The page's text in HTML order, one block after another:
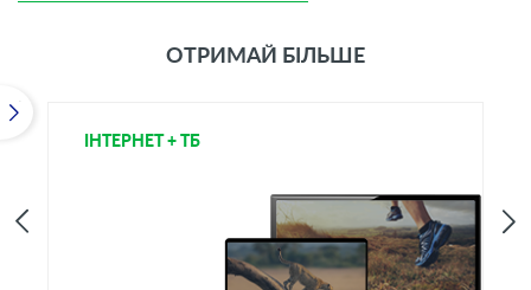
ОТРИМАЙ БІЛЬШЕ
ІНТЕРНЕТ + ТБ